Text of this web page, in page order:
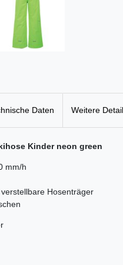
Daten Weitere
Kinder neon green
mm/h
Hosenträger